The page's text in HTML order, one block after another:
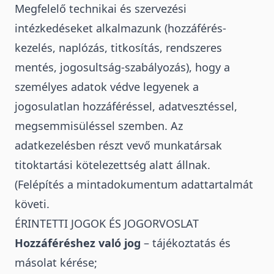
Megfelelő technikai és szervezési
intézkedéseket alkalmazunk (hozzáférés-
kezelés, naplózás, titkosítás, rendszeres
mentés, jogosultság-szabályozás), hogy a
személyes adatok védve legyenek a
jogosulatlan hozzáféréssel, adatvesztéssel,
megsemmisüléssel szemben. Az
adatkezelésben részt vevő munkatársak
titoktartási kötelezettség alatt állnak.
(Felépítés a mintadokumentum adattartalmát
követi.
ÉRINTETTI JOGOK ÉS JOGORVOSLAT
Hozzáféréshez való jog – tájékoztatás és
másolat kérése;